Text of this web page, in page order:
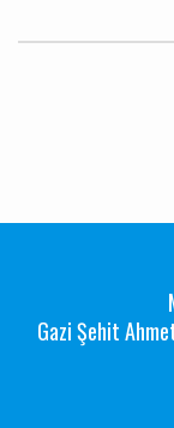
Gazi Şehit